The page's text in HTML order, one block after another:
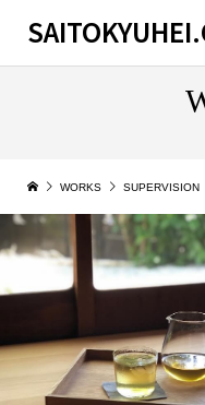
WORKS SUPERVISION